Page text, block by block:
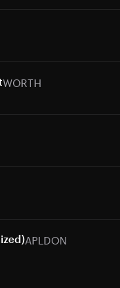
WORTH
APLDON